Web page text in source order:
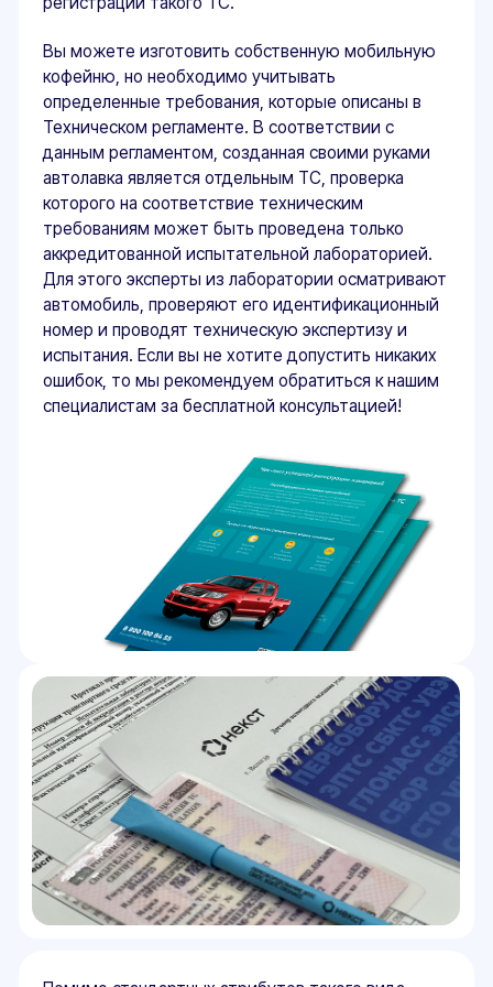
ООО "Некст-Авто"
ИНН 3525487069
Центральный офис: г. Вологда,
ул. Мира 40, этаж 2, офис 4
+7 (800) 100-84-55
Рейтинг организации в Яндексе
5.0
800+
sale@pereoborudovanie-ts.ru
E-mail